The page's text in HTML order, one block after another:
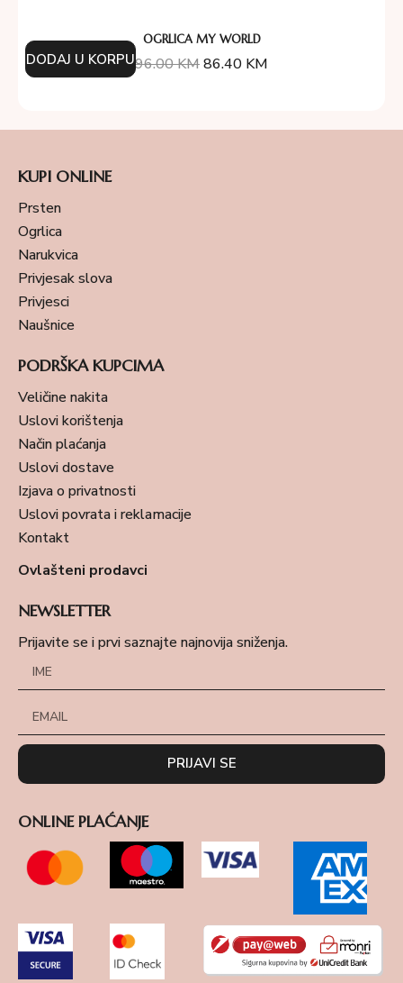
OGRLICA MY WORLD
96.00KM86.40 KM
DODAJ U KORPU
KUPI ONLINE
Prsten
Ogrlica
Narukvica
Privjesak slova
Privjesci
Naušnice
PODRŠKA KUPCIMA
Veličine nakita
Uslovi korištenja
Način plaćanja
Uslovi dostave
Izjava o privatnosti
Uslovi povrata i reklamacije
Kontakt
Ovlašteni prodavci
NEWSLETTER
Prijavite se i prvi saznajte najnovija sniženja.
PRIJAVI SE
ONLINE PLAĆANJE